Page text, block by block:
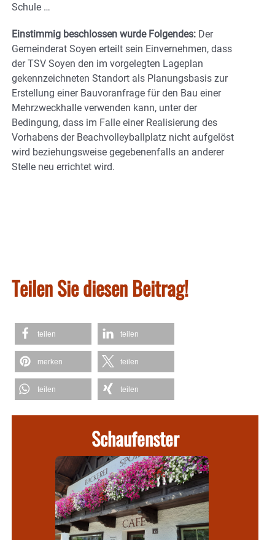
Schule …
Einstimmig beschlossen wurde Folgendes: Der
Gemeinderat Soyen erteilt sein Einvernehmen, dass
der TSV Soyen den im vorgelegten Lageplan
gekennzeichneten Standort als Planungsbasis zur
Erstellung einer Bauvoranfrage für den Bau einer
Mehrzweckhalle verwenden kann, unter der
Bedingung, dass im Falle einer Realisierung des
Vorhabens der Beachvolleyballplatz nicht aufgelöst
wird beziehungsweise gegebenenfalls an anderer
Stelle neu errichtet wird.
Teilen Sie diesen Beitrag!
teilen teilen
merken teilen
teilen teilen
Schaufenster